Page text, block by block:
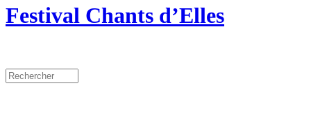
Festival Chants d’Elles